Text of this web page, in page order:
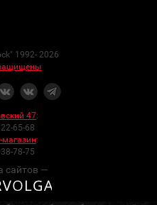
1992- 2026
47:
65-68
магазин:
78-75
сайтов —